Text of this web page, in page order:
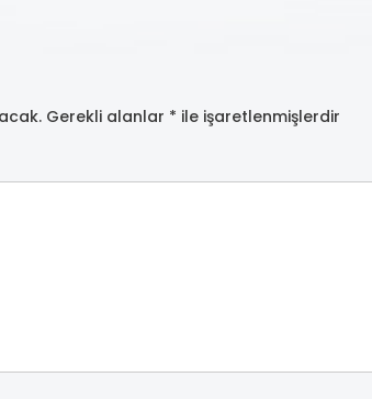
Gerekli alanlar * ile işaretlenmişlerdir